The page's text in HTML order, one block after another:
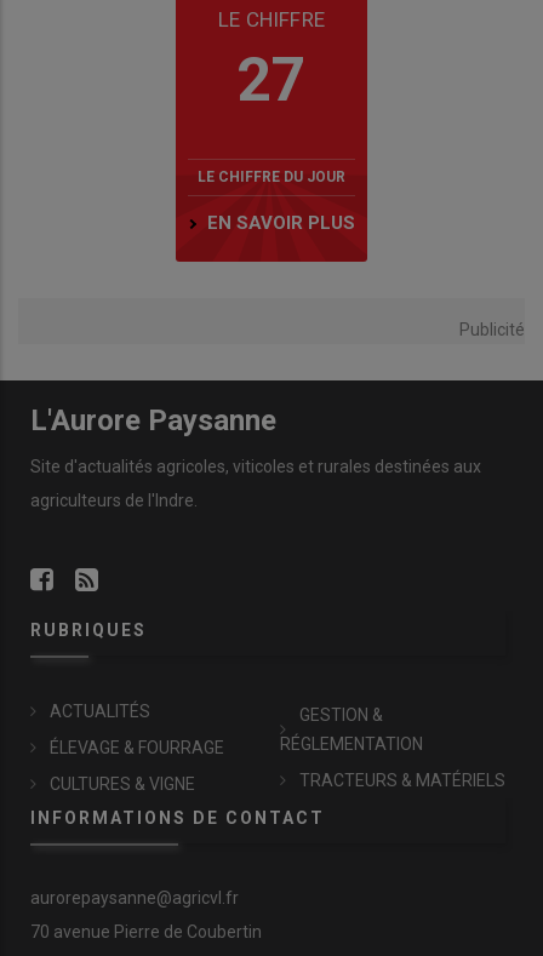
LE CHIFFRE
27
LE CHIFFRE DU JOUR
EN SAVOIR PLUS
Publicité
L'Aurore Paysanne
Site d'actualités agricoles, viticoles et rurales destinées aux
agriculteurs de l'Indre.
RUBRIQUES
ACTUALITÉS
ÉLEVAGE & FOURRAGE
CULTURES & VIGNE
GESTION &
RÉGLEMENTATION
TRACTEURS & MATÉRIELS
INFORMATIONS DE CONTACT
aurorepaysanne@agricvl.fr
70 avenue Pierre de Coubertin